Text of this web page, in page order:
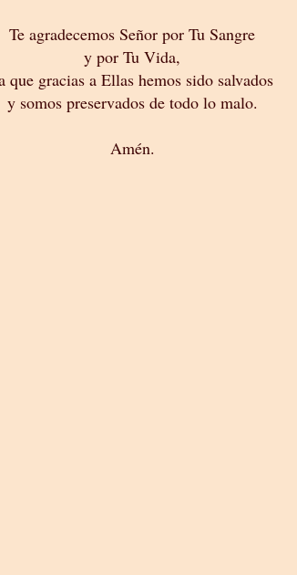
Te agradecemos Señor por Tu Sangre
y por Tu Vida,
que gracias a Ellas hemos sido salvados
y somos preservados de todo lo malo.
Amén.